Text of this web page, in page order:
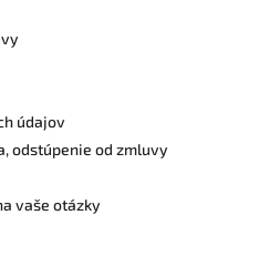
údajov
odstúpenie od zmluvy
vaše otázky